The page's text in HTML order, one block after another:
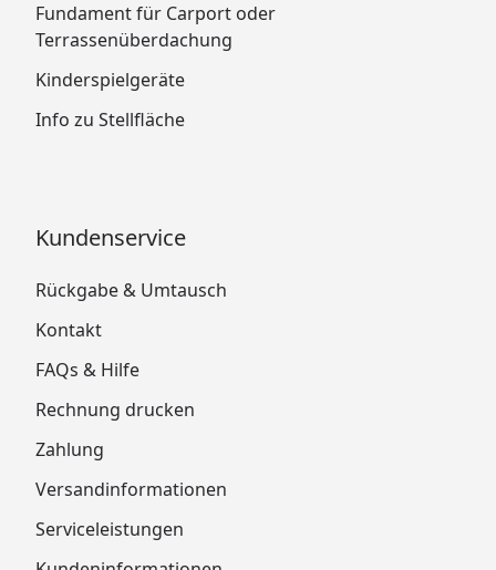
Fundament für Carport oder
Terrassenüberdachung
Kinderspielgeräte
Info zu Stellfläche
Kundenservice
Rückgabe & Umtausch
Kontakt
FAQs & Hilfe
Rechnung drucken
Zahlung
Versandinformationen
Serviceleistungen